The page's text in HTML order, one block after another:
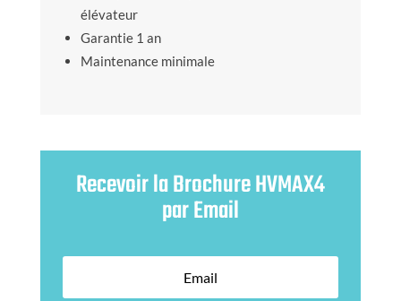
élévateur
Garantie 1 an
Maintenance minimale
Recevoir la Brochure HVMAX4
par Email